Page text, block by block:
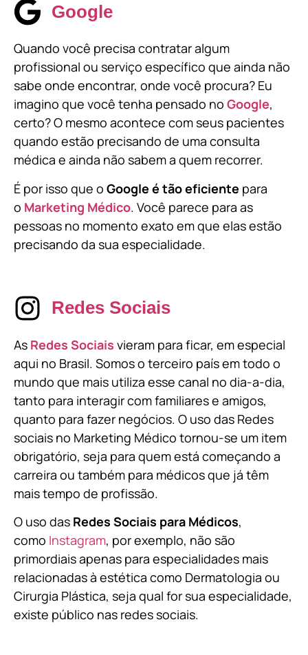
Google
Quando você precisa contratar algum
profissional ou serviço específico que ainda não
sabe onde encontrar, onde você procura? Eu
imagino que você tenha pensado no Google,
certo? O mesmo acontece com seus pacientes
quando estão precisando de uma consulta
médica e ainda não sabem a quem recorrer.
É por isso que o Google é tão eficiente para
o Marketing Médico. Você parece para as
pessoas no momento exato em que elas estão
precisando da sua especialidade.
Redes Sociais
As Redes Sociais vieram para ficar, em especial
aqui no Brasil. Somos o terceiro país em todo o
mundo que mais utiliza esse canal no dia-a-dia,
tanto para interagir com familiares e amigos,
quanto para fazer negócios. O uso das Redes
sociais no Marketing Médico tornou-se um item
obrigatório, seja para quem está começando a
carreira ou também para médicos que já têm
mais tempo de profissão.
O uso das Redes Sociais para Médicos,
como Instagram, por exemplo, não são
primordiais apenas para especialidades mais
relacionadas à estética como Dermatologia ou
Cirurgia Plástica, seja qual for sua especialidade,
existe público nas redes sociais.